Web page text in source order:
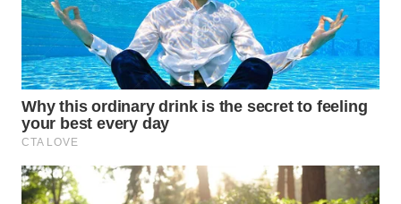
TAPANULI
SELATAN
WN
TANJUNG
LESUNG
KARO